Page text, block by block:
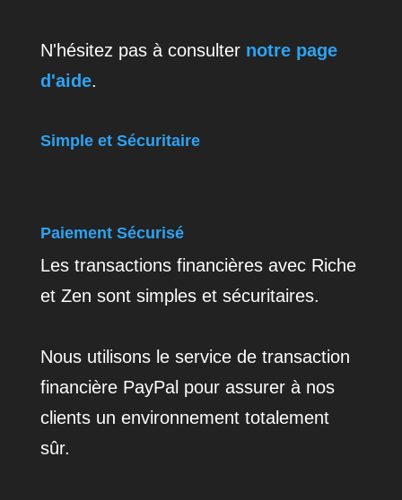
N'hésitez pas à consulter notre page
d'aide.
Simple et Sécuritaire
Paiement Sécurisé
Les transactions financières avec Riche
et Zen sont simples et sécuritaires.
Nous utilisons le service de transaction
financière PayPal pour assurer à nos
clients un environnement totalement
sûr.